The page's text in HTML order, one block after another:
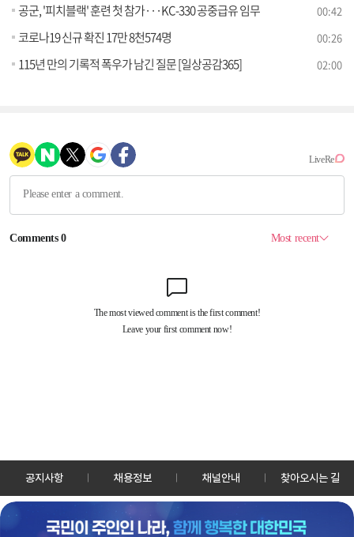
공군, '피치블랙' 훈련 첫 참가···KC-330 공중급유 임무 00:42
코로나19 신규 확진 17만 8천574명 00:26
115년 만의 기록적 폭우가 남긴 질문 [일상공감365] 02:00
공지사항 채용정보 채널안내 찾아오시는 길
30128 세종특별자치시 정부2청사로 13 한국정책방송원 KTV
TEL: 044-204-8000